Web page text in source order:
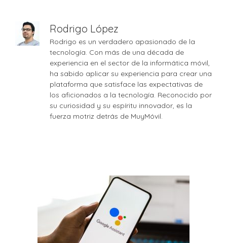
Rodrigo López
Rodrigo es un verdadero apasionado de la
tecnología. Con más de una década de
experiencia en el sector de la informática móvil,
ha sabido aplicar su experiencia para crear una
plataforma que satisface las expectativas de
los aficionados a la tecnología. Reconocido por
su curiosidad y su espíritu innovador, es la
fuerza motriz detrás de MuyMóvil.